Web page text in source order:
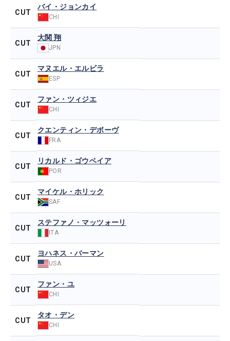
CUT
バイ・ジョンカイ
CHI
CUT
大関 翔
JPN
CUT
マヌエル・エルビラ
ESP
CUT
ファン・ツィジエ
CHI
CUT
クエンティン・デボーヴ
FRA
CUT
リカルド・ゴウベイア
POR
CUT
マイケル・ホリック
SAF
CUT
ステファノ・マッツォーリ
ITA
CUT
ヨハネス・バーマン
USA
CUT
ファン・ユ
CHI
CUT
タオ・デン
CHI